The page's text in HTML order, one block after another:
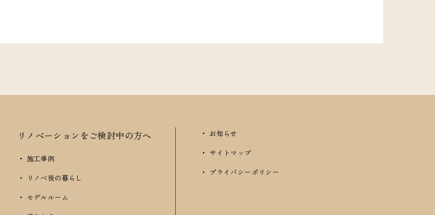
リノベーションをご検討中の方へ
・ 施工事例
・ リノベ後の暮らし
・ モデルルーム
・ お知らせ
・ サイトマップ
・ プライバシーポリシー